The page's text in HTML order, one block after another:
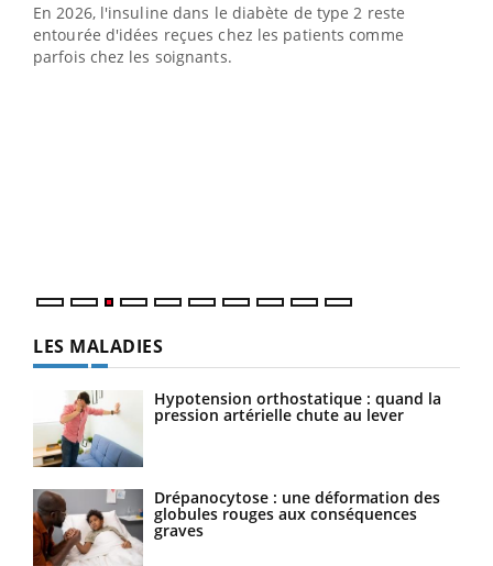
En 2026, l'insuline dans le diabète de type 2 reste
entourée d'idées reçues chez les patients comme
parfois chez les soignants.
LES MALADIES
Hypotension orthostatique : quand la
pression artérielle chute au lever
Drépanocytose : une déformation des
globules rouges aux conséquences
graves